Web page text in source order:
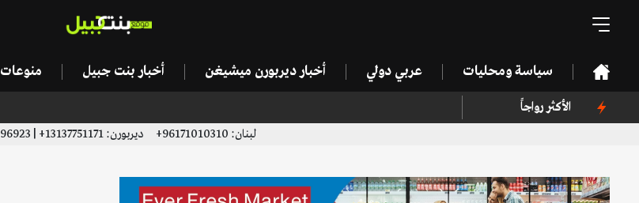
سياسة ومحليات عربي دولي أخبار ديربورن ميشيغن أخبار بنت جبيل منوعات
الأكثر رواجاً
لبنان: 96171010310+ ديربورن: 13137751171+ | 13136996923+